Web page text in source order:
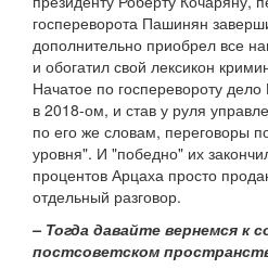
госпереворота Пашинян
дополнительно приобрел все
и обогатил свой лексикон
Начатое по госперевороту
в 2018-ом, и став у руля
по его же словам, переговоры
уровня". И "победно" их
процентов Арцаха просто
отдельный разговор.
– Тогда давайте вернемся к
постсоветском